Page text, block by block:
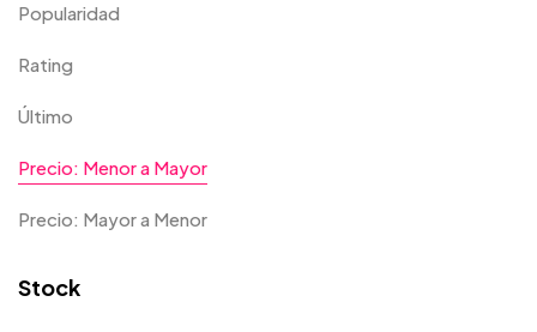
Popularidad
Rating
Último
Precio: Menor a Mayor
Precio: Mayor a Menor
Stock